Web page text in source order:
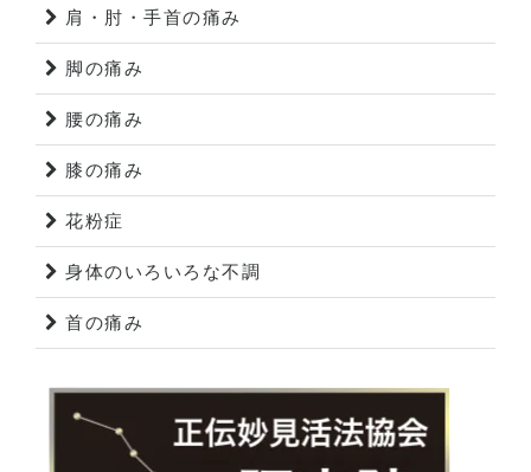
肩・肘・手首の痛み
脚の痛み
腰の痛み
膝の痛み
花粉症
身体のいろいろな不調
首の痛み